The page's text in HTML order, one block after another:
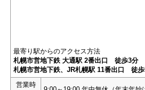
最寄り駅からのアクセス方法
札幌市営地下鉄 大通駅 2番出口 徒歩3分
札幌市営地下鉄、JR札幌駅 11番出口 徒
営業時